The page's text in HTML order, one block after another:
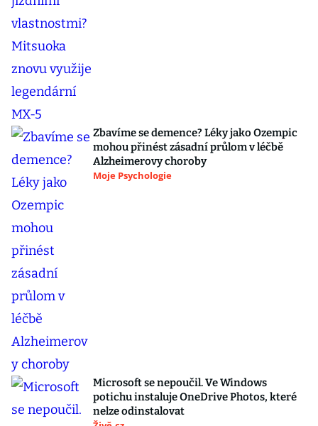
Zbavíme se demence? Léky jako Ozempic
mohou přinést zásadní průlom v léčbě
Alzheimerovy choroby
Moje Psychologie
Microsoft se nepoučil. Ve Windows
potichu instaluje OneDrive Photos, které
nelze odinstalovat